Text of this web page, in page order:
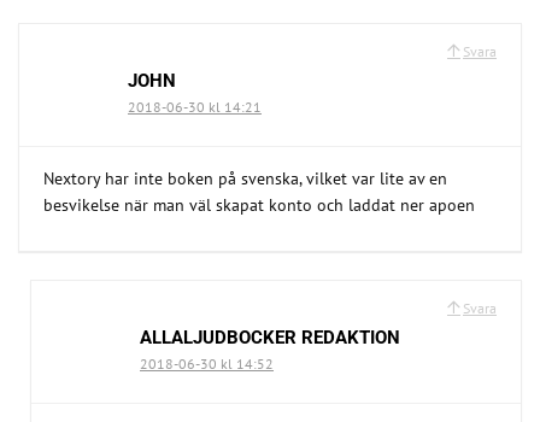
Svara
JOHN
2018-06-30 kl 14:21
Nextory har inte boken på svenska, vilket var lite av en
besvikelse när man väl skapat konto och laddat ner apoen
Svara
ALLALJUDBOCKER REDAKTION
2018-06-30 kl 14:52